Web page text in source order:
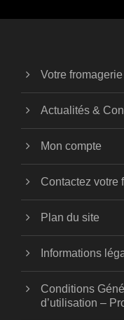
Votre
Actualités &
Mon compte
Contactez votre
Plan du site
Informations
Conditions
d’utilisation –